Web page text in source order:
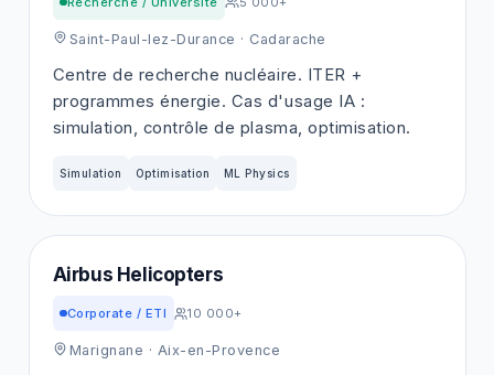
Saint-Paul-lez-Durance · Cadarache
Centre de recherche nucléaire. ITER +
programmes énergie. Cas d'usage IA :
simulation, contrôle de plasma, optimisation.
Simulation Optimisation ML Physics
Airbus Helicopters
Corporate / ETI 10 000+
Marignane · Aix-en-Provence